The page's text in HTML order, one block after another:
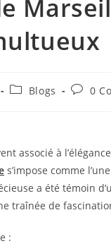
PostBlogs
Post0
associé à
s’impose comme
a été témoin
traînée de
: